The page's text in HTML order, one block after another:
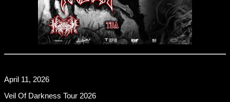
April 11, 2026
Veil Of Darkness Tour 2026